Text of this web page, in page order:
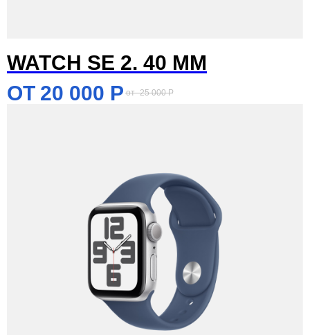
WATCH SE 2. 40 MM
20 000 Р 25 000 Р